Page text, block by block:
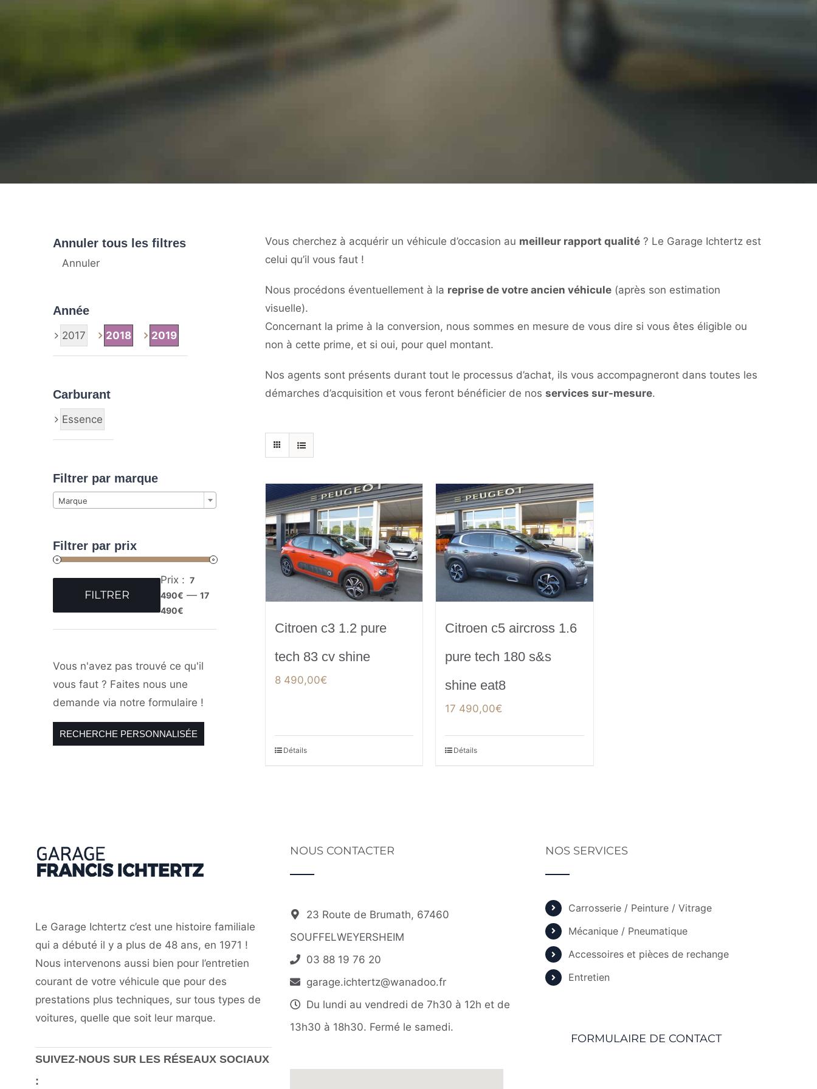
Vous cherchez à acquérir un véhicule d’occasion au meilleur rapport qualité ? Le Garage Ichtertz est
celui qu’il vous faut !
Nous procédons éventuellement à la reprise de votre ancien véhicule (après son estimation
visuelle).
Concernant la prime à la conversion, nous sommes en mesure de vous dire si vous êtes éligible ou
non à cette prime, et si oui, pour quel montant.
Nos agents sont présents durant tout le processus d’achat, ils vous accompagneront dans toutes les
démarches d’acquisition et vous feront bénéficier de nosservices sur-mesure.
Citroen c3 1.2 pure
tech 83 cv shine
8 490,00€
Détails
Citroen c5 aircross 1.6
pure tech 180 s&s
shine eat8
17 490,00€
Détails
Annuler tous les filtres
Annuler
Année
2017 2018 2019
Carburant
Essence
Filtrer par marque
Marque
Filtrer par prix
FILTRER
Prix : 7
490€ —17
490€
Vous n'avez pas trouvé ce qu'il
vous faut ? Faites nous une
demande via notre formulaire !
RECHERCHE PERSONNALISÉE
Le Garage Ichtertz c’est une histoire familiale
qui a débuté il y a plus de 48 ans, en 1971 !
Nous intervenons aussi bien pour l’entretien
courant de votre véhicule que pour des
prestations plus techniques, sur tous types de
voitures, quelle que soit leur marque.
SUIVEZ-NOUS SUR LES RÉSEAUX SOCIAUX
:
NOUS CONTACTER
23 Route de Brumath, 67460
SOUFFELWEYERSHEIM
03 88 19 76 20
garage.ichtertz@wanadoo.fr
Du lundi au vendredi de 7h30 à 12h et de
13h30 à 18h30. Fermé le samedi.
NOS SERVICES
Carrosserie / Peinture / Vitrage
Mécanique / Pneumatique
Accessoires et pièces de rechange
Entretien
FORMULAIRE DE CONTACT